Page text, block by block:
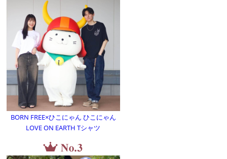
BORN FREE×ひこにゃん ひこにゃん
LOVE ON EARTH Tシャツ